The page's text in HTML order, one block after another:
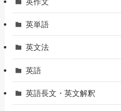
英単語
英文法
英語
英語長文・英文解釈